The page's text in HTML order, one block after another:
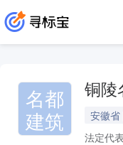
名都
建筑
铜陵
安徽
法定代